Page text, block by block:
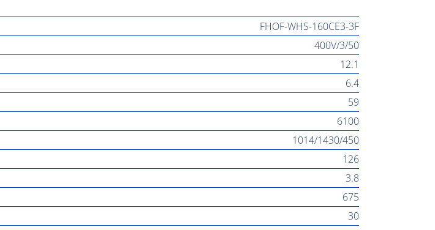
FHOF-WHS-160CE3-3F
400V/3/50
12.1
6.4
59
6100
1014/1430/450
126
3.8
675
30